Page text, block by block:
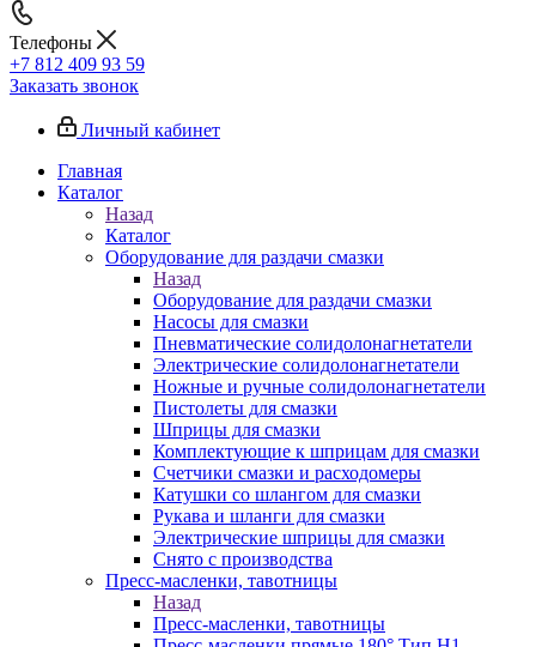
Телефоны
+7 812 409 93 59
Заказать звонок
Личный кабинет
Главная
Каталог
Назад
Каталог
Оборудование для раздачи смазки
Назад
Оборудование для раздачи смазки
Насосы для смазки
Пневматические солидолонагнетатели
Электрические солидолонагнетатели
Ножные и ручные солидолонагнетатели
Пистолеты для смазки
Шприцы для смазки
Комплектующие к шприцам для смазки
Счетчики смазки и расходомеры
Катушки со шлангом для смазки
Рукава и шланги для смазки
Электрические шприцы для смазки
Снято с производства
Пресс-масленки, тавотницы
Назад
Пресс-масленки, тавотницы